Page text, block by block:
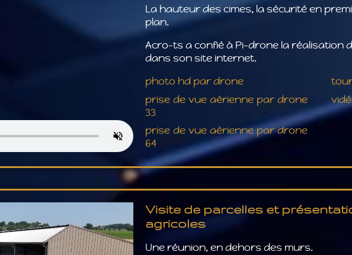
La hauteur des cimes, la sécurité en
plan.
Acro-ts a confié à Pi-drone la réalisation
dans son site internet.
photo hd par drone
prise de vue aérienne par drone
33
prise de vue aérienne par drone
64
Visite de parcelles et
agricoles
Une réunion, en dehors des murs.